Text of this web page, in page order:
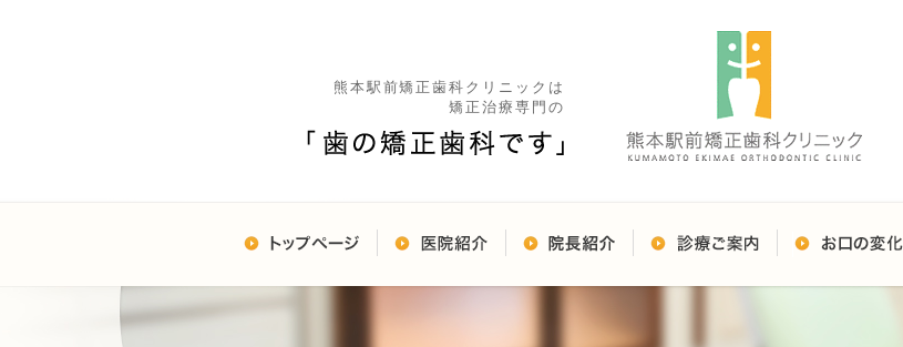
熊本駅前矯正歯科クリニックは
矯正治療専門の